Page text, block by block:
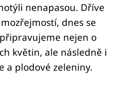
nenapasou. Dříve
dnes se
nejen o
květin, ale následně i
a plodové zeleniny.